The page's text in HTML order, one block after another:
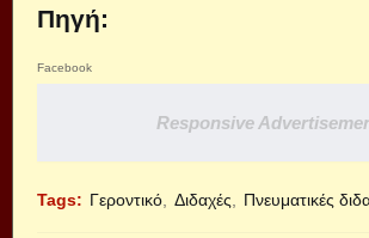
Πηγή:
Facebook
Responsive
Tags: Γεροντικό Διδαχές Πνευματικές